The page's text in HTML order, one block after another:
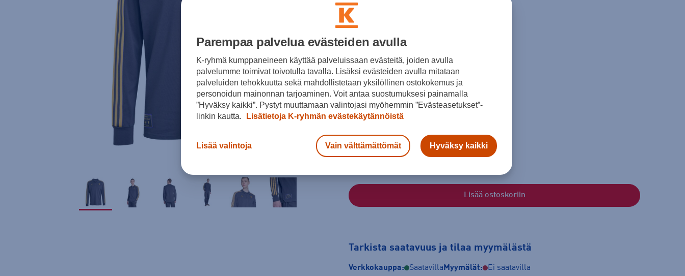
30pv alin hinta: 70,00 €
Väri
Musta
Koko
Kokotaulukko
Lisää ostoskoriin
Tarkista saatavuus ja tilaa myymälästä
Verkkokauppa: Saatavilla Myymälät: Ei saatavilla
Parempaa palvelua evästeiden avulla
K-ryhmä kumppaneineen käyttää palveluissaan evästeitä, joiden avulla
palvelumme toimivat toivotulla tavalla. Lisäksi evästeiden avulla mitataan
palveluiden tehokkuutta sekä mahdollistetaan yksilöllinen ostokokemus ja
personoidun mainonnan tarjoaminen. Voit antaa suostumuksesi painamalla
”Hyväksy kaikki”. Pystyt muuttamaan valintojasi myöhemmin ”Evästeasetukset”-
linkin kautta.
Lisätietoja K-ryhmän evästekäytännöistä
Lisää valintoja Vain välttämättömät Hyväksy kaikki